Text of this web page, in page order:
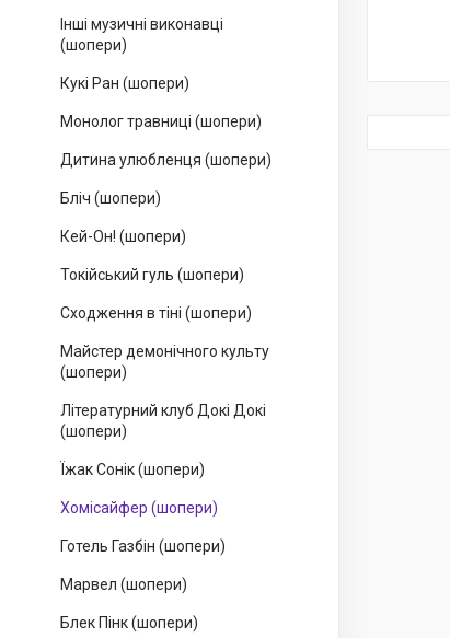
Інші музичні виконавці
(шопери)
Кукі Ран (шопери)
Монолог травниці (шопери)
Дитина улюбленця (шопери)
Бліч (шопери)
Кей-Он! (шопери)
Токійський гуль (шопери)
Сходження в тіні (шопери)
Майстер демонічного культу
(шопери)
Літературний клуб Докі Докі
(шопери)
Їжак Сонік (шопери)
Хомісайфер (шопери)
Готель Газбін (шопери)
Марвел (шопери)
Блек Пінк (шопери)